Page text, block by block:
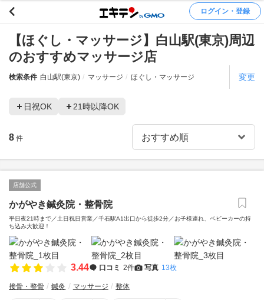
ログイン・登録
【ほぐし・マッサージ】白山駅(東京)周辺
のおすすめマッサージ店
検索条件 白山駅(東京) マッサージ ほぐし・マッサージ 変更
日祝OK 21時以降OK
8 件
店舗公式
かがやき鍼灸院・整骨院
平日夜21時まで／土日祝日営業／千石駅A1出口から徒歩2分／お子様連れ、ベビーカーの持
ち込み大歓迎！
3.44 口コミ 2件 写真 13枚
接骨・整骨 鍼灸 マッサージ 整体